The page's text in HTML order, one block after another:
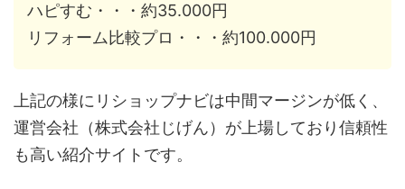
ハピすむ・・・約35.000円
リフォーム比較プロ・・・約100.000円
上記の様にリショップナビは中間マージンが低く、
運営会社（株式会社じげん）が上場しており信頼性
も高い紹介サイトです。